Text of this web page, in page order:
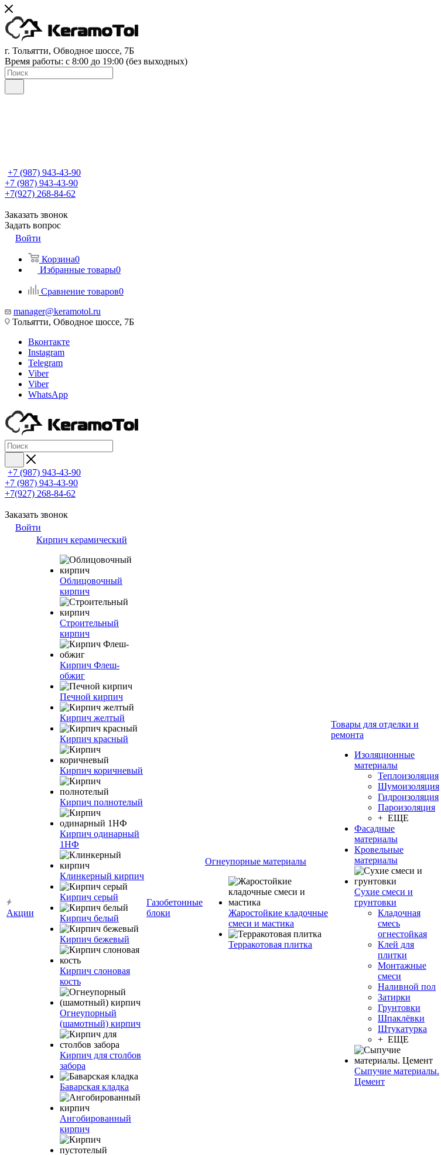
г. Тольятти, Обводное шоссе, 7Б
Время работы: c 8:00 до 19:00 (без выходных)
+7 (987) 943-43-90
+7 (987) 943-43-90
+7(927) 268-84-62
Заказать звонок
Задать вопрос
Войти
Корзина0
Избранные товары0
Сравнение товаров0
manager@keramotol.ru
Тольятти, Обводное шоссе, 7Б
Вконтакте
Instagram
Telegram
Viber
Viber
WhatsApp
+7 (987) 943-43-90
+7 (987) 943-43-90
+7(927) 268-84-62
Заказать звонок
Войти
Акции
Кирпич керамический
Облицовочный
кирпич
Строительный
кирпич
Кирпич Флеш-
обжиг
Печной кирпич
Кирпич желтый
Кирпич красный
Кирпич коричневый
Кирпич полнотелый
Кирпич одинарный
1НФ
Клинкерный кирпич
Кирпич серый
Кирпич белый
Кирпич бежевый
Кирпич слоновая
кость
Огнеупорный
(шамотный) кирпич
Кирпич для столбов
забора
Баварская кладка
Ангобированный
кирпич
Газобетонные
блоки
Огнеупорные материалы
Жаростойкие кладочные
смеси и мастика
Терракотовая плитка
Товары для отделки и
ремонта
Изоляционные
материалы
Теплоизоляция
Шумоизоляция
Гидроизоляция
Пароизоляция
+ ЕЩЕ
Фасадные
материалы
Кровельные
материалы
Сухие смеси и
грунтовки
Кладочная
смесь
огнестойкая
Клей для
плитки
Монтажные
смеси
Наливной пол
Затирки
Грунтовки
Шпаклёвки
Штукатурка
+ ЕЩЕ
Сыпучие материалы.
Цемент